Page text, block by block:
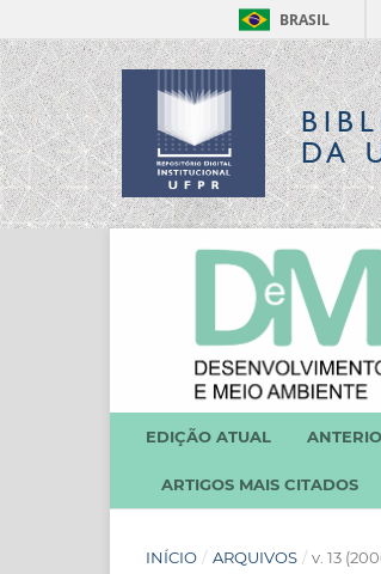
BRASIL
DA
EDIÇÃO ATUAL
ARTIGOS MAIS CITADOS
INÍCIO / ARQUIVOS / v. 13